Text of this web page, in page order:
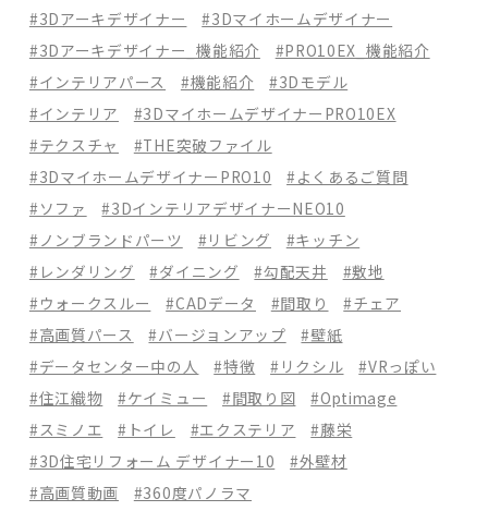
#3Dアーキデザイナー
#3Dマイホームデザイナー
#3Dアーキデザイナー_機能紹介
#PRO10EX_機能紹介
#インテリアパース
#機能紹介
#3Dモデル
#インテリア
#3DマイホームデザイナーPRO10EX
#テクスチャ
#THE突破ファイル
#3DマイホームデザイナーPRO10
#よくあるご質問
#ソファ
#3DインテリアデザイナーNEO10
#ノンブランドパーツ
#リビング
#キッチン
#レンダリング
#ダイニング #勾配天井
#敷地
#ウォークスルー
#CADデータ #間取り
#チェア
#高画質パース
#バージョンアップ
#壁紙
#データセンター中の人
#特徴 #リクシル
#VRっぽい
#住江織物
#ケイミュー #間取り図
#Optimage
#スミノエ
#トイレ #エクステリア
#藤栄
#3D住宅リフォーム デザイナー10
#外壁材
#高画質動画
#360度パノラマ